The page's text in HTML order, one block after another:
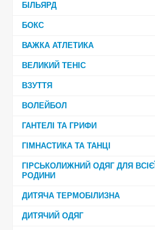
БІЛЬЯРД
БОКС
ВАЖКА АТЛЕТИКА
ВЕЛИКИЙ ТЕНІС
ВЗУТТЯ
ВОЛЕЙБОЛ
ГАНТЕЛІ ТА ГРИФИ
ГІМНАСТИКА ТА ТАНЦІ
ГІРСЬКОЛИЖНИЙ ОДЯГ ДЛЯ ВСІЄЇ
РОДИНИ
ДИТЯЧА ТЕРМОБІЛИЗНА
ДИТЯЧИЙ ОДЯГ